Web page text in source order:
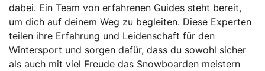
dabei. Ein Team von erfahrenen Guides steht bereit,
um dich auf deinem Weg zu begleiten. Diese Experten
teilen ihre Erfahrung und Leidenschaft für den
Wintersport und sorgen dafür, dass du sowohl sicher
als auch mit viel Freude das Snowboarden meistern